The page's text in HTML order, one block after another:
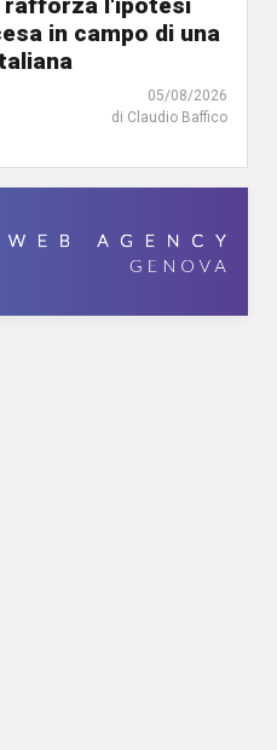
in campo di una
05/08/2026
di Claudio Baffico